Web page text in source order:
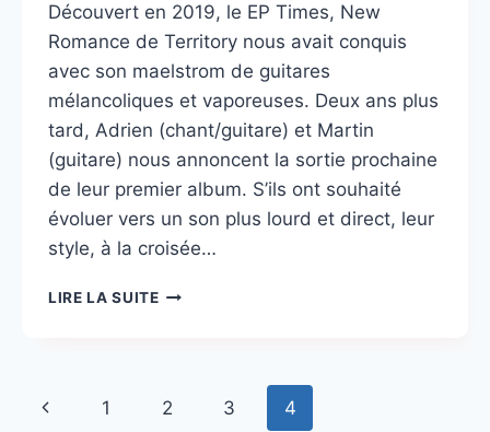
Découvert en 2019, le EP Times, New
Romance de Territory nous avait conquis
avec son maelstrom de guitares
mélancoliques et vaporeuses. Deux ans plus
tard, Adrien (chant/guitare) et Martin
(guitare) nous annoncent la sortie prochaine
de leur premier album. S’ils ont souhaité
évoluer vers un son plus lourd et direct, leur
style, à la croisée…
LIRE LA SUITETERRITORY
Navigation
Page 1 2 3 4